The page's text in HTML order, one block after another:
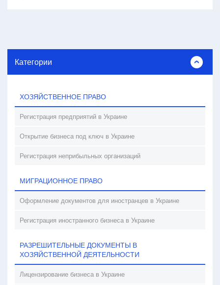
Категории
ХОЗЯЙСТВЕННОЕ ПРАВО
Регистрация предприятий в Украине
Открытие бизнеса под ключ в Украине
Регистрация неприбыльных организаций
МИГРАЦИОННОЕ ПРАВО
Оформление документов для иностранцев в Украине
Регистрация иностранного бизнеса в Украине
РАЗРЕШИТЕЛЬНЫЕ ДОКУМЕНТЫ В
ХОЗЯЙСТВЕННОЙ ДЕЯТЕЛЬНОСТИ
Лицензирование бизнеса в Украине